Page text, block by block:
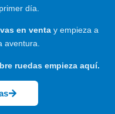
día.
en venta y empieza a
aventura.
ruedas empieza aquí.